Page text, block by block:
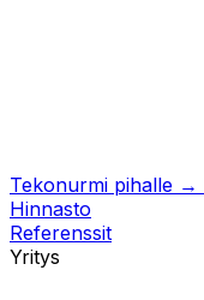
Tekonurmi pihalle →
Hinnasto
Referenssit
Yritys